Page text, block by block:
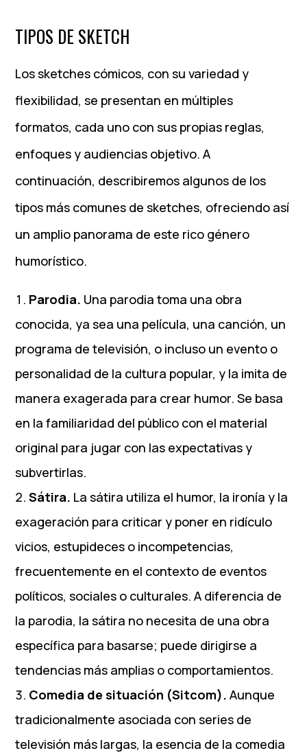
TIPOS DE SKETCH
Los sketches cómicos, con su variedad y
flexibilidad, se presentan en múltiples
formatos, cada uno con sus propias reglas,
enfoques y audiencias objetivo. A
continuación, describiremos algunos de los
tipos más comunes de sketches, ofreciendo así
un amplio panorama de este rico género
humorístico.
Parodia. Una parodia toma una obra
conocida, ya sea una película, una canción, un
programa de televisión, o incluso un evento o
personalidad de la cultura popular, y la imita de
manera exagerada para crear humor. Se basa
en la familiaridad del público con el material
original para jugar con las expectativas y
subvertirlas.
Sátira. La sátira utiliza el humor, la ironía y la
exageración para criticar y poner en ridículo
vicios, estupideces o incompetencias,
frecuentemente en el contexto de eventos
políticos, sociales o culturales. A diferencia de
la parodia, la sátira no necesita de una obra
específica para basarse; puede dirigirse a
tendencias más amplias o comportamientos.
Comedia de situación (Sitcom). Aunque
tradicionalmente asociada con series de
televisión más largas, la esencia de la comedia